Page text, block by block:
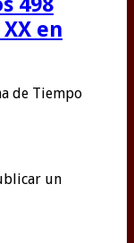
en
de Tiempo
un